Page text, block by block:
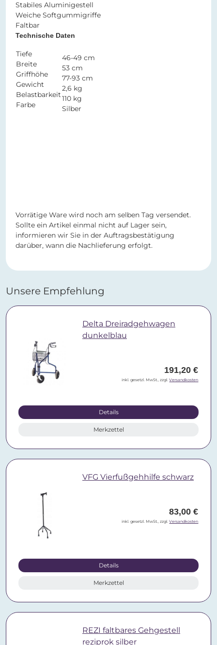
Stabiles Aluminigestell
Weiche Softgummigriffe
Faltbar
Technische Daten
Tiefe
Breite
Griffhöhe
Gewicht
Belastbarkeit
Farbe
46-49 cm
53 cm
77-93 cm
2,6 kg
110 kg
Silber
Vorrätige Ware wird noch am selben Tag versendet.
Sollte ein Artikel einmal nicht auf Lager sein,
informieren wir Sie in der Auftragsbestätigung
darüber, wann die Nachlieferung erfolgt.
Unsere Empfehlung
Delta Dreiradgehwagen
dunkelblau
191,20 €
inkl. gesetzl. MwSt., zzgl.Versandkosten
Details
Merkzettel
VFG Vierfußgehhilfe schwarz
83,00 €
inkl. gesetzl. MwSt., zzgl.Versandkosten
Details
Merkzettel
REZI faltbares Gehgestell
reziprok silber